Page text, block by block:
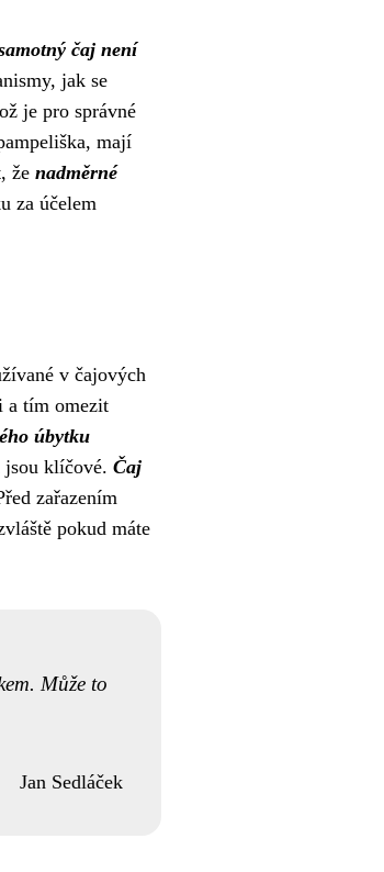
čaj není
jak se
je pro správné
mají
že nadměrné
za účelem
v čajových
a tím omezit
úbytku
jsou klíčové. Čaj
zařazením
pokud máte
Může to
Jan Sedláček